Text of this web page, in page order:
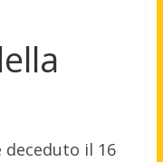
deceduto il 16